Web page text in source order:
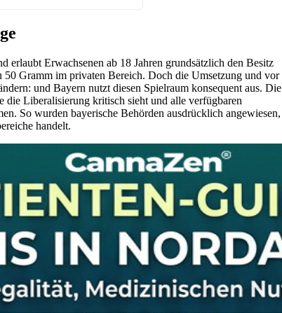
erlaubt Erwachsenen ab 18 Jahren grundsätzlich den Besitz
Gramm im privaten Bereich. Doch die Umsetzung und vor
und Bayern nutzt diesen Spielraum konsequent aus. Die
die Liberalisierung kritisch sieht und alle verfügbaren
So wurden bayerische Behörden ausdrücklich angewiesen,
handelt.